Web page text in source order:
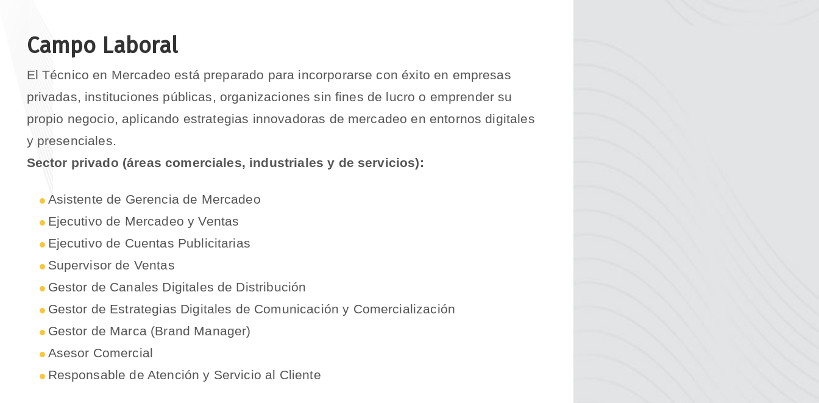
Campo Laboral
El Técnico en Mercadeo está preparado para incorporarse con éxito en empresas
privadas, instituciones públicas, organizaciones sin fines de lucro o emprender su
propio negocio, aplicando estrategias innovadoras de mercadeo en entornos digitales
y presenciales.
Sector privado (áreas comerciales, industriales y de servicios):
Asistente de Gerencia de Mercadeo
Ejecutivo de Mercadeo y Ventas
Ejecutivo de Cuentas Publicitarias
Supervisor de Ventas
Gestor de Canales Digitales de Distribución
Gestor de Estrategias Digitales de Comunicación y Comercialización
Gestor de Marca (Brand Manager)
Asesor Comercial
Responsable de Atención y Servicio al Cliente